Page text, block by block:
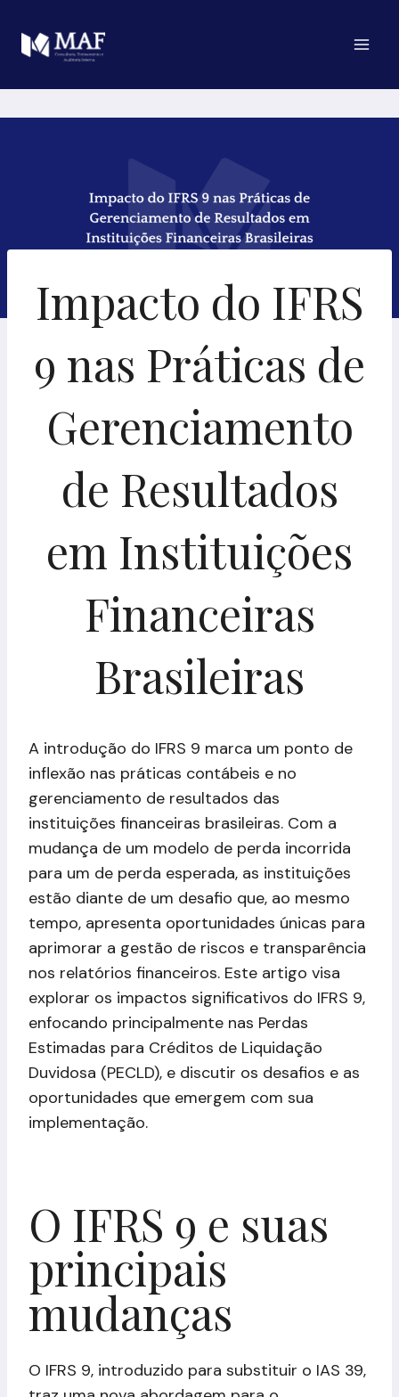
para
Conteúdo
Impacto do IFRS
9 nas Práticas de
Gerenciamento
de Resultados
em Instituições
Financeiras
Brasileiras
A introdução do IFRS 9 marca um ponto de
inflexão nas práticas contábeis e no
gerenciamento de resultados das
instituições financeiras brasileiras. Com a
mudança de um modelo de perda incorrida
para um de perda esperada, as instituições
estão diante de um desafio que, ao mesmo
tempo, apresenta oportunidades únicas para
aprimorar a gestão de riscos e transparência
nos relatórios financeiros. Este artigo visa
explorar os impactos significativos do IFRS 9,
enfocando principalmente nas Perdas
Estimadas para Créditos de Liquidação
Duvidosa (PECLD), e discutir os desafios e as
oportunidades que emergem com sua
implementação.
O IFRS 9 e suas
principais
mudanças
O IFRS 9, introduzido para substituir o IAS 39,